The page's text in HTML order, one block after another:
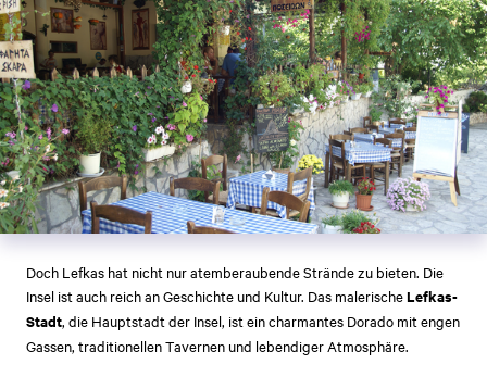
Doch Lefkas hat nicht nur atemberaubende Strände zu bieten. Die
Insel ist auch reich an Geschichte und Kultur. Das malerischeLefkas-
Stadt, die Hauptstadt der Insel, ist ein charmantes Dorado mit engen
Gassen, traditionellen Tavernen und lebendiger Atmosphäre.